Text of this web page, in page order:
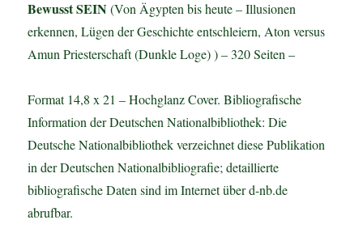
Bewusst SEIN (Von Ägypten bis heute – Illusionen
erkennen, Lügen der Geschichte entschleiern, Aton versus
Amun Priesterschaft (Dunkle Loge) ) – 320 Seiten –
Format 14,8 x 21 – Hochglanz Cover. Bibliografische
Information der Deutschen Nationalbibliothek: Die
Deutsche Nationalbibliothek verzeichnet diese Publikation
in der Deutschen Nationalbibliografie; detaillierte
bibliografische Daten sind im Internet über d-nb.de
abrufbar.